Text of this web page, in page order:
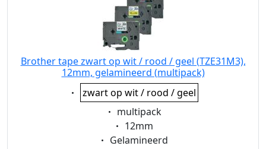
Brother tape zwart op wit / rood / geel (TZE31M3),
12mm, gelamineerd (multipack)
Eigenschaft:
zwart op wit / rood / geel
Eigenschaft:
multipack
Eigenschaft:
12mm
Eigenschaft:
Gelamineerd